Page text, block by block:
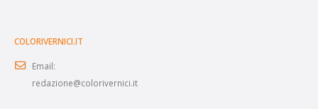
COLORIVERNICI.IT
Email:
redazione@colorivernici.it